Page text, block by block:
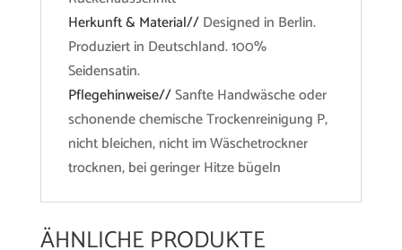
Herkunft & Material//Designed in Berlin.
Produziert in Deutschland. 100%
Seidensatin.
Pflegehinweise//Sanfte Handwäsche oder
schonende chemische Trockenreinigung P,
nicht bleichen, nicht im Wäschetrockner
trocknen, bei geringer Hitze bügeln
ÄHNLICHE PRODUKTE